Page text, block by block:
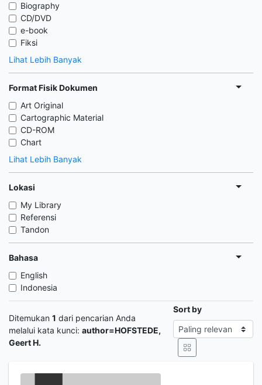
Biography
CD/DVD
e-book
Fiksi
Lihat Lebih Banyak
Format Fisik Dokumen
Art Original
Cartographic Material
CD-ROM
Chart
Lihat Lebih Banyak
Lokasi
My Library
Referensi
Tandon
Bahasa
English
Indonesia
Ditemukan 1 dari pencarian Anda
melalui kata kunci: author=HOFSTEDE,
Geert H.
Sort by